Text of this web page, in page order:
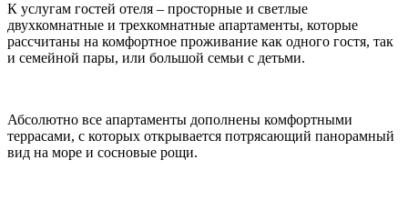
К услугам гостей отеля – просторные и светлые
двухкомнатные и трехкомнатные апартаменты, которые
рассчитаны на комфортное проживание как одного гостя, так
и семейной пары, или большой семьи с детьми.
Абсолютно все апартаменты дополнены комфортными
террасами, с которых открывается потрясающий панорамный
вид на море и сосновые рощи.